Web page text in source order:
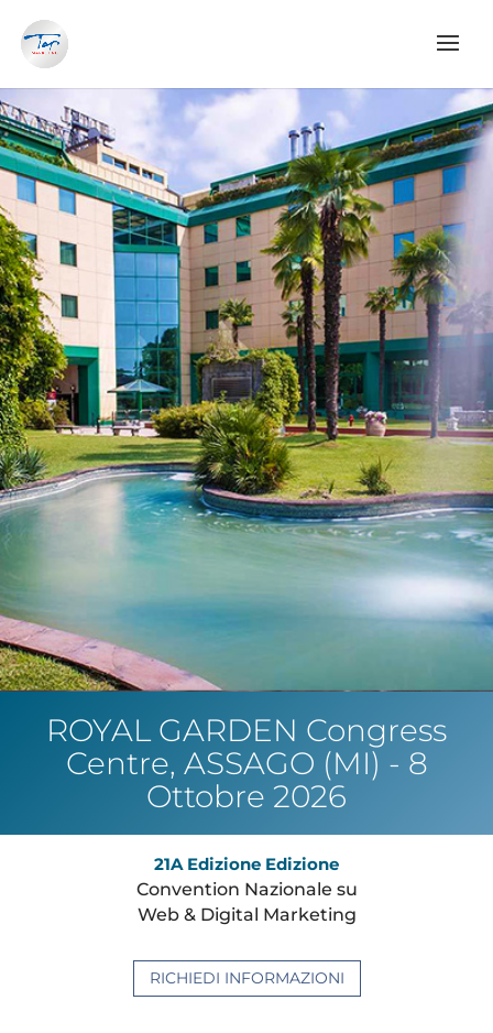
ROYAL GARDEN Congress
Centre, ASSAGO (MI) - 8
Ottobre 2026
21A Edizione Edizione
Convention Nazionale su
Web & Digital Marketing
RICHIEDI INFORMAZIONI